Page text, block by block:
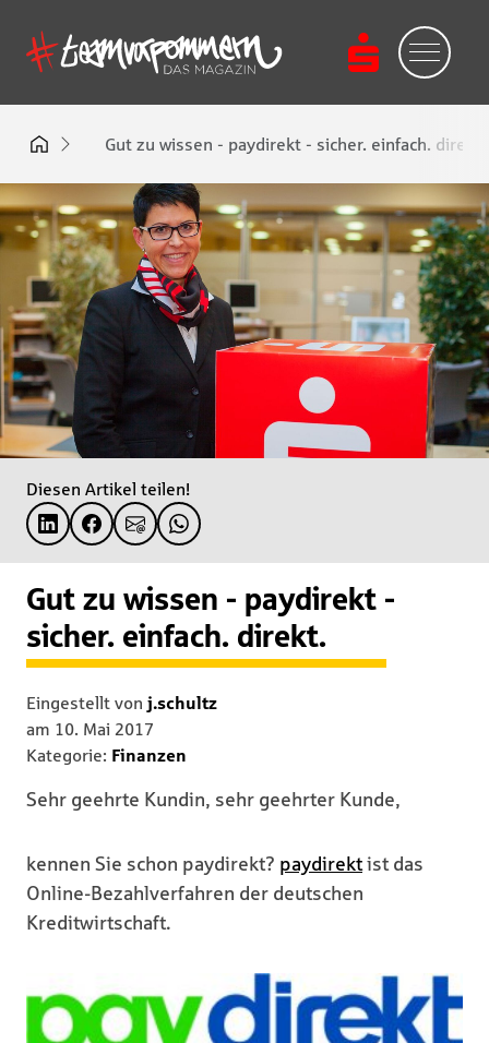
Gut zu wissen - paydirekt - sicher. einfach. direkt.
Diesen Artikel teilen!
Gut zu wissen - paydirekt -
sicher. einfach. direkt.
Eingestellt von j.schultz
am 10. Mai 2017
Kategorie: Finanzen
Sehr geehrte Kundin, sehr geehrter Kunde,
kennen Sie schon paydirekt? paydirektist das
Online-Bezahlverfahren der deutschen
Kreditwirtschaft.